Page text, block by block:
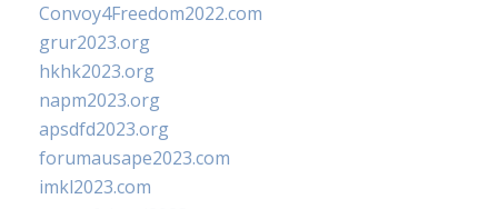
Convoy4Freedom2022.com
grur2023.org
hkhk2023.org
napm2023.org
apsdfd2023.org
forumausape2023.com
imkl2023.com